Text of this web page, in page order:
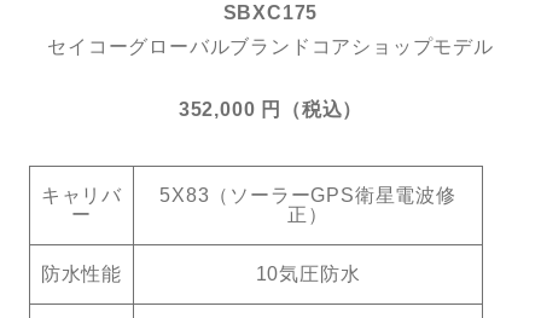
SBXC175
セイコーグローバルブランドコアショップモデル
352,000 円（税込）
キャリバ
ー
5X83（ソーラーGPS衛星電波修
正）
防水性能 10気圧防水